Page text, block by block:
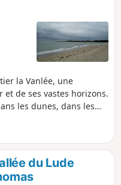
la Vanlée, une
de ses vastes horizons.
les dunes, dans les
du Lude